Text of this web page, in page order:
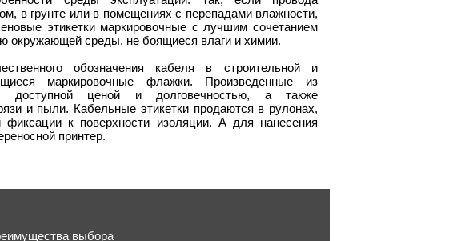
в грунте или в помещениях с перепадами влажности,
этикетки маркировочные с лучшим сочетанием
окружающей среды, не боящиеся влаги и химии.
обозначения кабеля в строительной и
маркировочные флажки. Произведенные из
доступной ценой и долговечностью, а также
и пыли. Кабельные этикетки продаются в рулонах,
к поверхности изоляции. А для нанесения
принтер.
выбора